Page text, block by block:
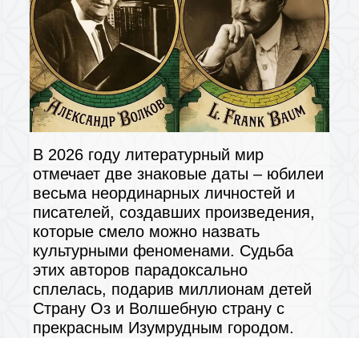
В 2026 году литературный мир
отмечает две знаковые даты – юбилеи
весьма неординарных личностей и
писателей, создавших произведения,
которые смело можно назвать
культурными феноменами. Судьба
этих авторов парадоксально
сплелась, подарив миллионам детей
Страну Оз и Волшебную страну с
прекрасным Изумрудным городом.